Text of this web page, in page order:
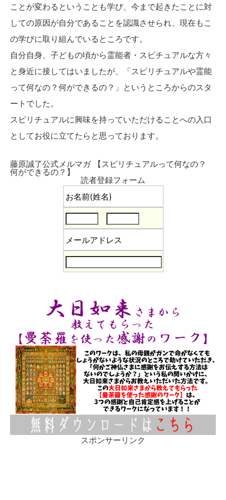
ことが変わるということも学び、今まで起きたことに対
しての原因が自分であることを認識させられ、現在もこ
の学びに取り組んでいるところです。
自分自身、子どもの頃から霊能者・スピチュアルな方々
と身近に接してはいましたが、「スピリチュアルや霊能
って何なの？何ができるの？」というところからのスタ
ートでした。
スピリチュアルに興味を持っていただけることへの入口
としてお役に立てたらと思っております。
藤原誠了公式メルマガ 【スピリチュアルって何なの？
何ができるの？】
読者登録フォーム
お名前(姓名)
メールアドレス
スポンサーリンク